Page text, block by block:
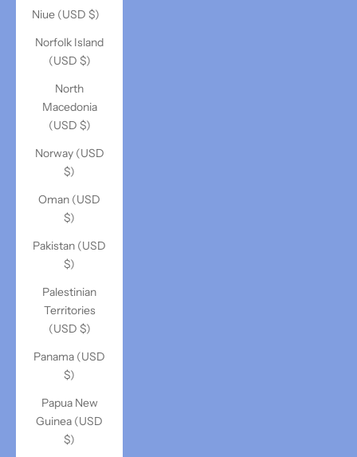
Niue (USD $)
Norfolk Island
(USD $)
North
Macedonia
(USD $)
Norway (USD
$)
Oman (USD
$)
Pakistan (USD
$)
Palestinian
Territories
(USD $)
Panama (USD
$)
Papua New
Guinea (USD
$)